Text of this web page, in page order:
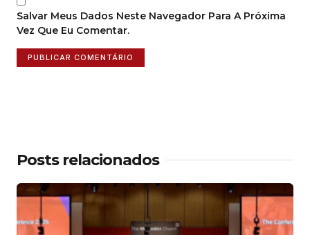
Salvar Meus Dados Neste Navegador Para A Próxima
Vez Que Eu Comentar.
Posts relacionados